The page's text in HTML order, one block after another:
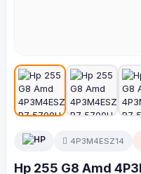
4P3M4ESZ14
Hp 255 G8 Amd